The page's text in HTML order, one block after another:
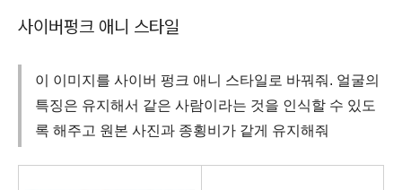
사이버펑크 애니 스타일
이 이미지를 사이버 펑크 애니 스타일로 바꿔줘. 얼굴의
특징은 유지해서 같은 사람이라는 것을 인식할 수 있도
록 해주고 원본 사진과 종횡비가 같게 유지해줘